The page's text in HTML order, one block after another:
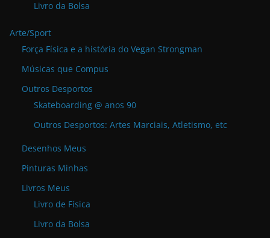
Livro da Bolsa
Arte/Sport
Força Física e a história do Vegan Strongman
Músicas que Compus
Outros Desportos
Skateboarding @ anos 90
Outros Desportos: Artes Marciais, Atletismo, etc
Desenhos Meus
Pinturas Minhas
Livros Meus
Livro de Física
Livro da Bolsa